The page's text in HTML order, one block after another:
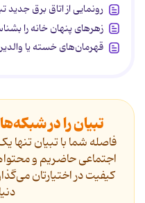
رونمایی از اتاق برق جدید
زهرهای پنهان خانه را
قهرمان‌های خسته یا
تبیان را در
فاصله شما با تبیان
اجتماعی حاضریم و
کیفیت در اختیارتان